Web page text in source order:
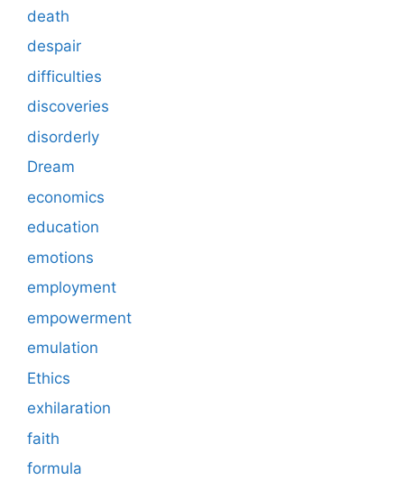
death
despair
difficulties
discoveries
disorderly
Dream
economics
education
emotions
employment
empowerment
emulation
Ethics
exhilaration
faith
formula